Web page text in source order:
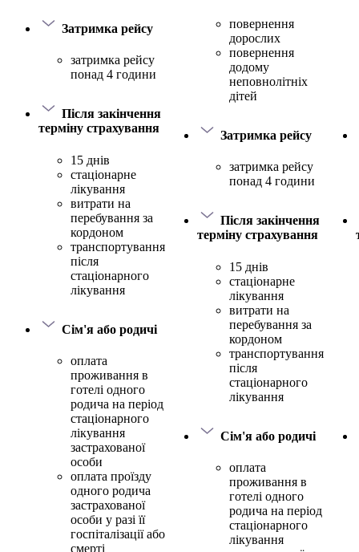
Затримка рейсу
затримка рейсу
понад 4 години
Після закінчення
терміну страхування
15 днів
стаціонарне
лікування
витрати на
перебування за
кордоном
транспортування
після
стаціонарного
лікування
Сім'я або родичі
оплата
проживання в
готелі одного
родича на період
стаціонарного
лікування
застрахованої
особи
оплата проїзду
одного родича
застрахованої
особи у разі її
госпіталізації або
смерті
повернення
дорослих
повернення
додому
неповнолітніх
дітей
Затримка рейсу
затримка рейсу
понад 4 години
Після закінчення
терміну страхування
15 днів
стаціонарне
лікування
витрати на
перебування за
кордоном
транспортування
після
стаціонарного
лікування
Сім'я або родичі
оплата
проживання в
готелі одного
родича на період
стаціонарного
лікування